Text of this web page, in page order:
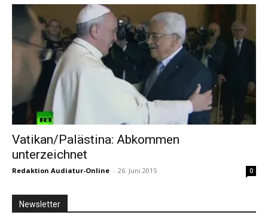
Vatikan/Palästina: Abkommen
unterzeichnet
Redaktion Audiatur-Online - 26. Juni 2015 0
Newsletter